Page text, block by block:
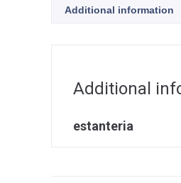
Additional information
Additional
estanteria